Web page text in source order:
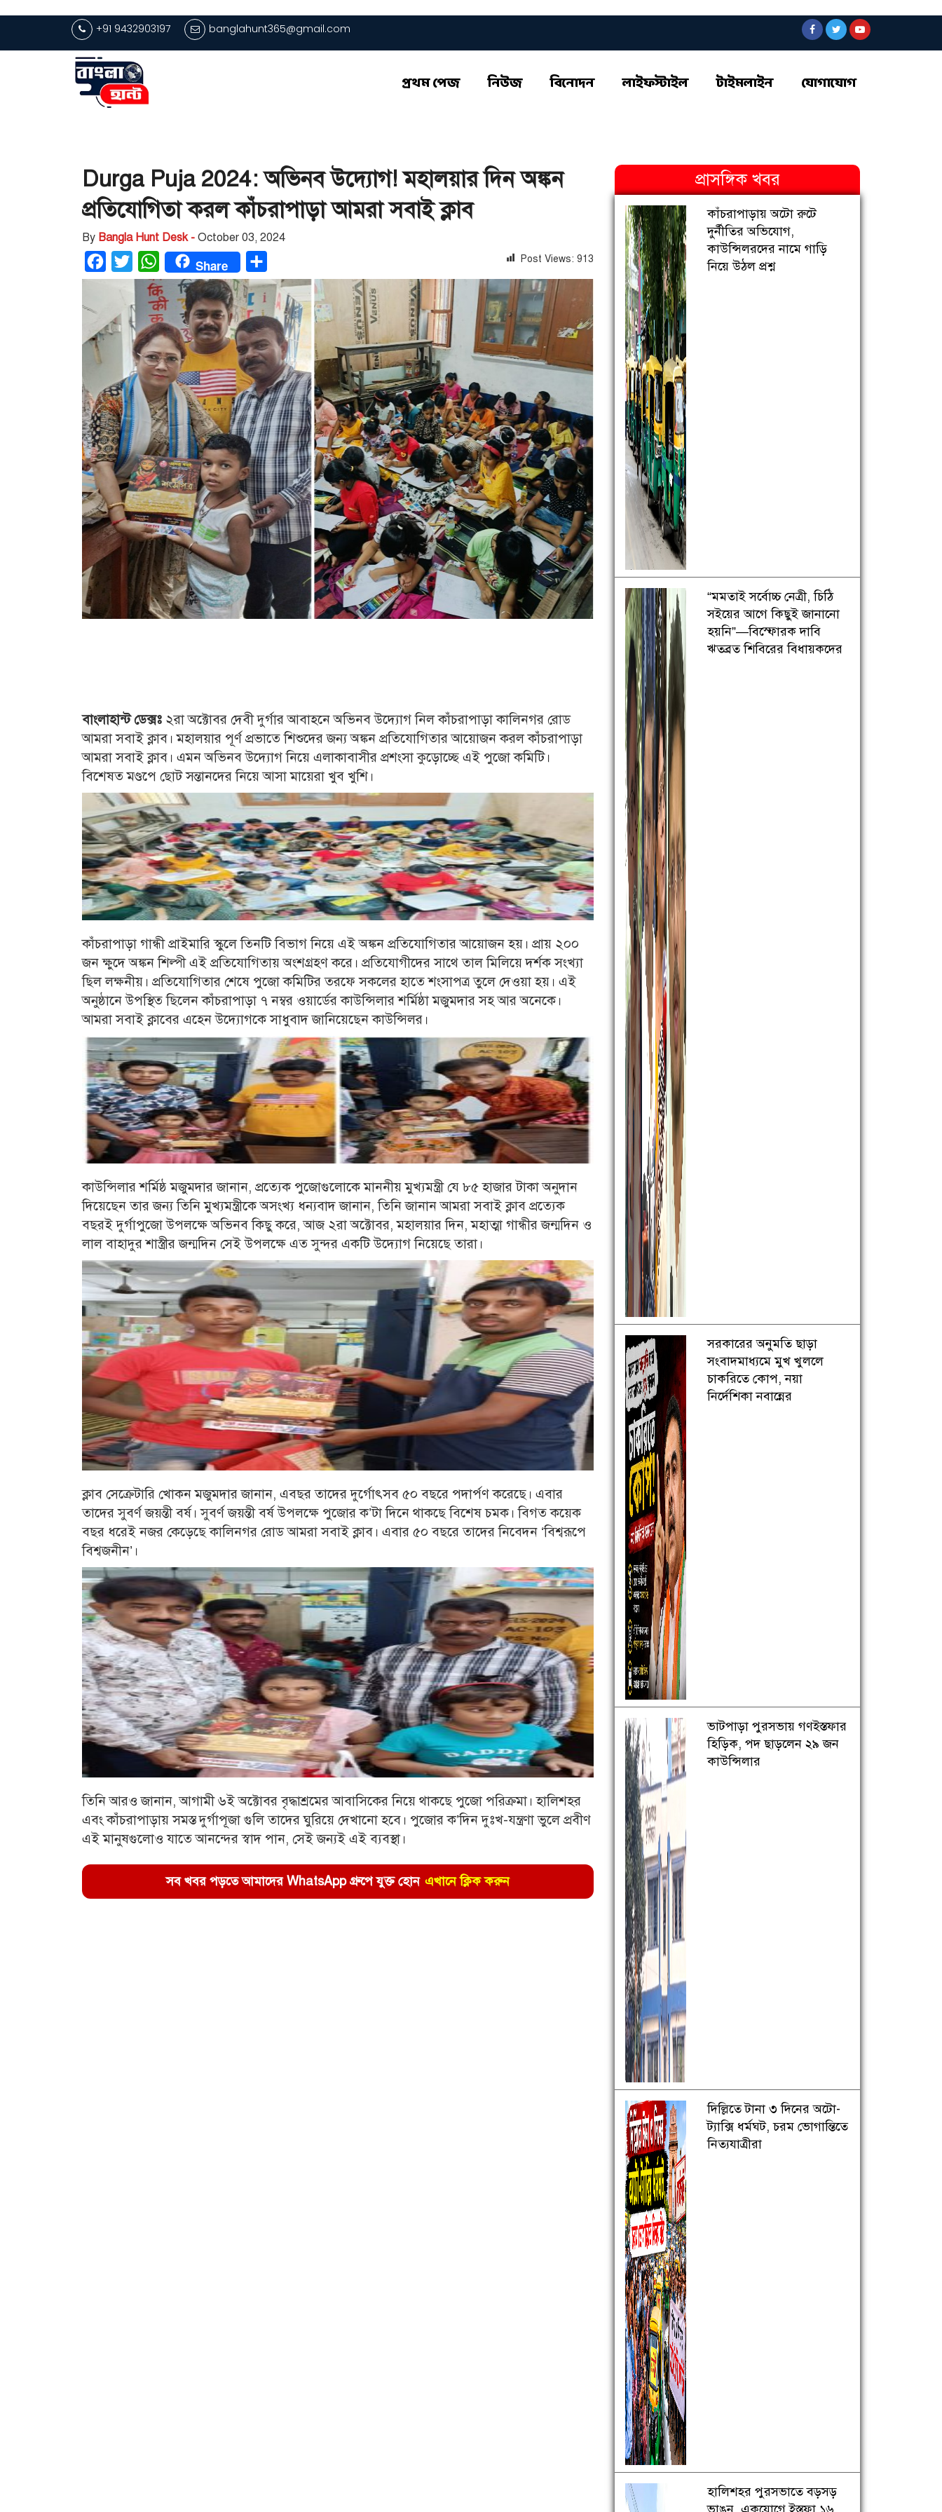
+91 9432903197 banglahunt365@gmail.com
প্রথম পেজ নিউজ বিনোদন লাইফস্টাইল টাইমলাইন যোগাযোগ
Durga Puja 2024: অভিনব উদ্যোগ! মহালয়ার দিন অঙ্কন
প্রতিযোগিতা করল কাঁচরাপাড়া আমরা সবাই ক্লাব
By Bangla Hunt Desk - October 03, 2024
Facebook
Twitter WhatsAppShare Post Views: 913
বাংলাহান্ট ডেক্সঃ ২রা অক্টোবর দেবী দুর্গার আবাহনে অভিনব উদ্যোগ নিল কাঁচরাপাড়া কালিনগর রোড
আমরা সবাই ক্লাব। মহালয়ার পূর্ণ প্রভাতে শিশুদের জন্য অঙ্কন প্রতিযোগিতার আয়োজন করল কাঁচরাপাড়া
আমরা সবাই ক্লাব। এমন অভিনব উদ্যোগ নিয়ে এলাকাবাসীর প্রশংসা কুড়োচ্ছে এই পুজো কমিটি।
বিশেষত মণ্ডপে ছোট সন্তানদের নিয়ে আসা মায়েরা খুব খুশি।
কাঁচরাপাড়া গান্ধী প্রাইমারি স্কুলে তিনটি বিভাগ নিয়ে এই অঙ্কন প্রতিযোগিতার আয়োজন হয়। প্রায় ২০০
জন ক্ষুদে অঙ্কন শিল্পী এই প্রতিযোগিতায় অংশগ্রহণ করে। প্রতিযোগীদের সাথে তাল মিলিয়ে দর্শক সংখ্যা
ছিল লক্ষনীয়। প্রতিযোগিতার শেষে পুজো কমিটির তরফে সকলের হাতে শংসাপত্র তুলে দেওয়া হয়। এই
অনুষ্ঠানে উপস্থিত ছিলেন কাঁচরাপাড়া ৭ নম্বর ওয়ার্ডের কাউন্সিলার শর্মিষ্ঠা মজুমদার সহ আর অনেকে।
আমরা সবাই ক্লাবের এহেন উদ্যোগকে সাধুবাদ জানিয়েছেন কাউন্সিলর।
কাউন্সিলার শর্মিষ্ঠ মজুমদার জানান, প্রত্যেক পুজোগুলোকে মাননীয় মুখ্যমন্ত্রী যে ৮৫ হাজার টাকা অনুদান
দিয়েছেন তার জন্য তিনি মুখ্যমন্ত্রীকে অসংখ্য ধন্যবাদ জানান, তিনি জানান আমরা সবাই ক্লাব প্রত্যেক
বছরই দুর্গাপুজো উপলক্ষে অভিনব কিছু করে, আজ ২রা অক্টোবর, মহালয়ার দিন, মহাত্মা গান্ধীর জন্মদিন ও
লাল বাহাদুর শাস্ত্রীর জন্মদিন সেই উপলক্ষে এত সুন্দর একটি উদ্যোগ নিয়েছে তারা।
ক্লাব সেক্রেটারি খোকন মজুমদার জানান, এবছর তাদের দুর্গোৎসব ৫০ বছরে পদার্পণ করেছে। এবার
তাদের সুবর্ণ জয়ন্তী বর্ষ। সুবর্ণ জয়ন্তী বর্ষ উপলক্ষে পুজোর ক’টা দিনে থাকছে বিশেষ চমক। বিগত কয়েক
বছর ধরেই নজর কেড়েছে কালিনগর রোড আমরা সবাই ক্লাব। এবার ৫০ বছরে তাদের নিবেদন ‘বিশ্বরূপে
বিশ্বজনীন’।
তিনি আরও জানান, আগামী ৬ই অক্টোবর বৃদ্ধাশ্রমের আবাসিকের নিয়ে থাকছে পুজো পরিক্রমা। হালিশহর
এবং কাঁচরাপাড়ায় সমস্ত দুর্গাপূজা গুলি তাদের ঘুরিয়ে দেখানো হবে। পুজোর ক’দিন দুঃখ-যন্ত্রণা ভুলে প্রবীণ
এই মানুষগুলোও যাতে আনন্দের স্বাদ পান, সেই জন্যই এই ব্যবস্থা।
সব খবর পড়তে আমাদের WhatsApp গ্রুপে যুক্ত হোন এখানে ক্লিক করুন
প্রাসঙ্গিক খবর
কাঁচরাপাড়ায় অটো রুটে
দুর্নীতির অভিযোগ,
কাউন্সিলরদের নামে গাড়ি
নিয়ে উঠল প্রশ্ন
“মমতাই সর্বোচ্চ নেত্রী, চিঠি
সইয়ের আগে কিছুই জানানো
হয়নি”—বিস্ফোরক দাবি
ঋতব্রত শিবিরের বিধায়কদের
সরকারের অনুমতি ছাড়া
সংবাদমাধ্যমে মুখ খুললে
চাকরিতে কোপ, নয়া
নির্দেশিকা নবান্নের
ভাটপাড়া পুরসভায় গণইস্তফার
হিড়িক, পদ ছাড়লেন ২৯ জন
কাউন্সিলার
দিল্লিতে টানা ৩ দিনের অটো-
ট্যাক্সি ধর্মঘট, চরম ভোগান্তিতে
নিত্যযাত্রীরা
হালিশহর পুরসভাতে বড়সড়